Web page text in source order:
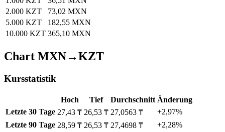
2.000 KZT
73,02 MXN
5.000 KZT
182,55 MXN
10.000 KZT 365,10 MXN
Chart MXN→KZT
Kursstatistik
Hoch Tief Durchschnitt Änderung
Letzte 30 Tage 27,43 ₸ 26,53 ₸ 27,0563 ₸
+2,97%
Letzte 90 Tage 28,59 ₸ 26,53 ₸ 27,4698 ₸ +2,28%